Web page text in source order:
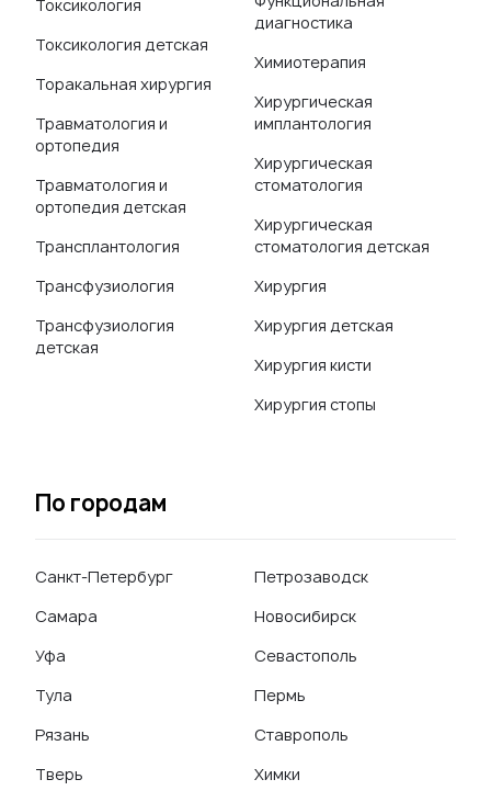
Токсикология
Токсикология детская
Торакальная хирургия
Травматология и
ортопедия
Травматология и
ортопедия детская
Трансплантология
Трансфузиология
Трансфузиология
детская
диагностика
Химиотерапия
Хирургическая
имплантология
Хирургическая
стоматология
Хирургическая
стоматология детская
Хирургия
Хирургия детская
Хирургия кисти
Хирургия стопы
По городам
Санкт-Петербург
Самара
Уфа
Тула
Рязань
Тверь
Петрозаводск
Новосибирск
Севастополь
Пермь
Ставрополь
Химки